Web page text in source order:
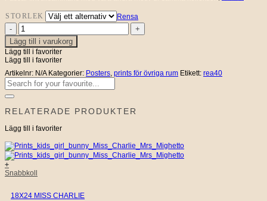
STORLEK
Rensa
Lady
Cecilia
mängd
Lägg till i varukorg
Lägg till i favoriter
Lägg till i favoriter
Artikelnr: N/A Kategorier: Posters, prints för övriga rum Etikett: rea40
Sök
efter:
RELATERADE PRODUKTER
Lägg till i favoriter
+
Snabbkoll
18X24 MISS CHARLIE